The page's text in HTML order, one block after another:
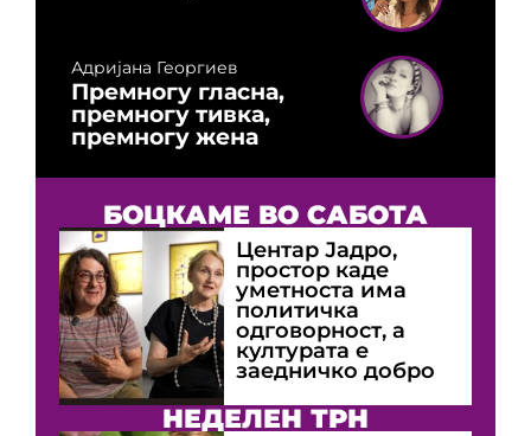
Адријана Георгиев
Премногу гласна,
премногу тивка,
премногу жена
БОЦКАМЕ ВО САБОТА
Центар Јадро,
простор каде
уметноста има
политичка
одговорност, а
културата е
заедничко добро
НЕДЕЛЕН ТРН